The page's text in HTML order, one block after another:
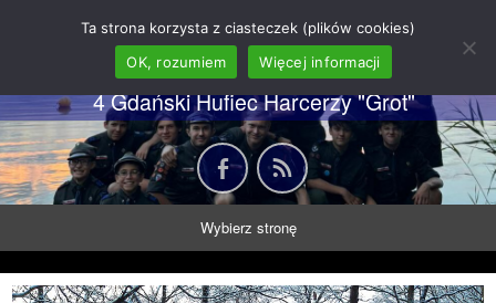
62 GDH "Orkan" im. gen.
Stanisława Sosabowskiego
4 Gdański Hufiec Harcerzy "Grot"
Wybierz stronę
Ta strona korzysta z ciasteczek (plików cookies)
OK, rozumiem
Więcej informacji